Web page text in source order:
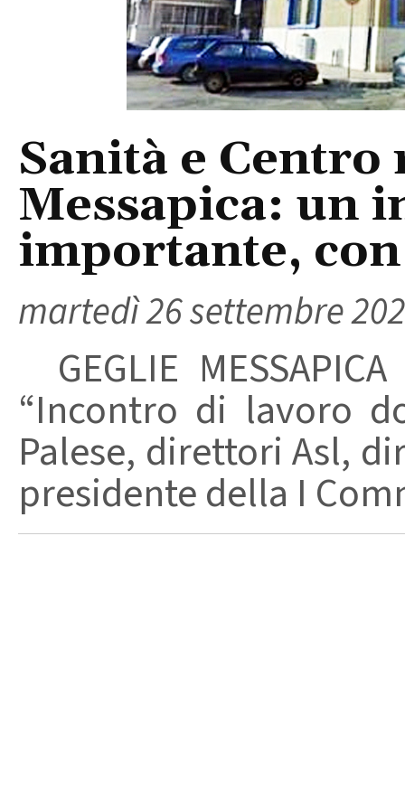
Sanità e Centro
Messapica: un
importante,
martedì 26 settembre
GEGLIE
“Incontro di lavoro
Palese, direttori Asl,
presidente della I